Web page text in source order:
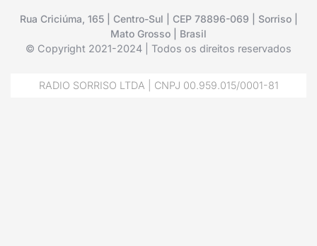
Rua Criciúma, 165 | Centro-Sul | CEP 78896-069 | Sorriso |
Mato Grosso | Brasil
© Copyright 2021-2024 | Todos os direitos reservados
RADIO SORRISO LTDA | CNPJ 00.959.015/0001-81